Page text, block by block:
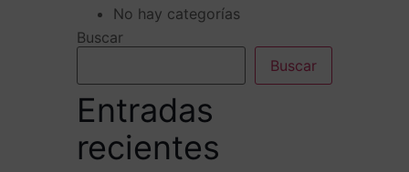
No hay categorías
Buscar
Buscar
Entradas
recientes